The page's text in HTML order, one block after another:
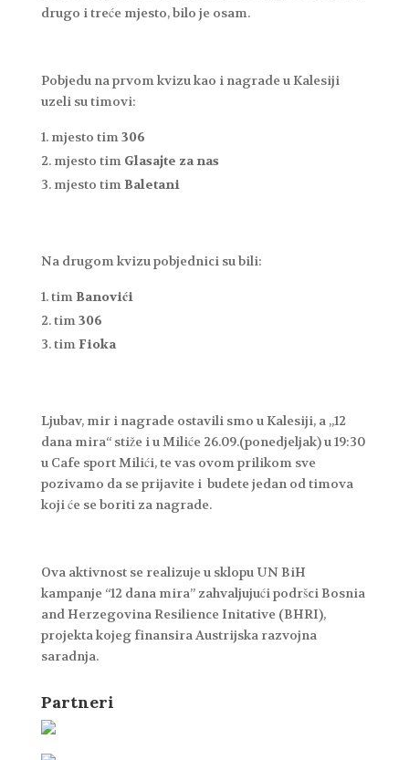
drugo i treće mjesto, bilo je osam.
Pobjedu na prvom kvizu kao i nagrade u Kalesiji
uzeli su timovi:
mjesto tim 306
mjesto tim Glasajte za nas
mjesto tim Baletani
Na drugom kvizu pobjednici su bili:
tim Banovići
tim 306
tim Fioka
Ljubav, mir i nagrade ostavili smo u Kalesiji, a „12
dana mira“ stiže i u Miliće 26.09.(ponedjeljak) u 19:30
u Cafe sport Milići, te vas ovom prilikom sve
pozivamo da se prijavite i budete jedan od timova
koji će se boriti za nagrade.
Ova aktivnost se realizuje u sklopu UN BiH
kampanje “12 dana mira” zahvaljujući podršci Bosnia
and Herzegovina Resilience Initative (BHRI),
projekta kojeg finansira Austrijska razvojna
saradnja.
Partneri